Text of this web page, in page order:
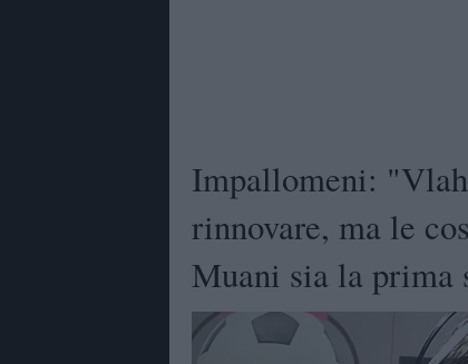
Impallomeni:
rinnovare, ma le
Muani sia la prima